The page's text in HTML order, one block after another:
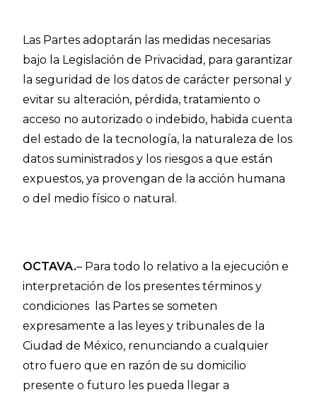
Las Partes adoptarán las medidas necesarias
bajo la Legislación de Privacidad, para garantizar
la seguridad de los datos de carácter personal y
evitar su alteración, pérdida, tratamiento o
acceso no autorizado o indebido, habida cuenta
del estado de la tecnología, la naturaleza de los
datos suministrados y los riesgos a que están
expuestos, ya provengan de la acción humana
o del medio físico o natural.
OCTAVA.– Para todo lo relativo a la ejecución e
interpretación de los presentes términos y
condiciones las Partes se someten
expresamente a las leyes y tribunales de la
Ciudad de México, renunciando a cualquier
otro fuero que en razón de su domicilio
presente o futuro les pueda llegar a